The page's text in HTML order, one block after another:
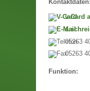
Kontaktdaten:
v-Card
05263
05263
Funktion: